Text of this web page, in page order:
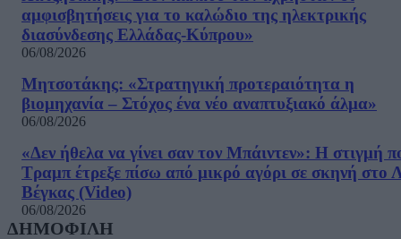
αμφισβητήσεις για το καλώδιο της ηλεκτρικής
διασύνδεσης Ελλάδας-Κύπρου»
06/08/2026
Μητσοτάκης: «Στρατηγική προτεραιότητα η
βιομηχανία – Στόχος ένα νέο αναπτυξιακό άλμα»
06/08/2026
«Δεν ήθελα να γίνει σαν τον Μπάιντεν»: Η στιγμή
Τραμπ έτρεξε πίσω από μικρό αγόρι σε σκηνή στο
Βέγκας (Video)
06/08/2026
ΔΗΜΟΦΙΛΗ